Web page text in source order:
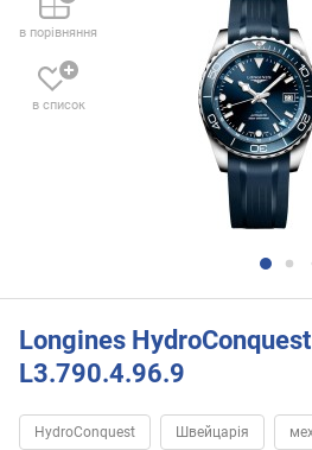
в порівняння
в список
Longines
L3.790.4.96.9
HydroConquest Швейцарія